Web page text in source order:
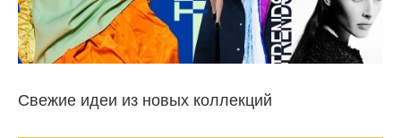
Свежие идеи из новых коллекций